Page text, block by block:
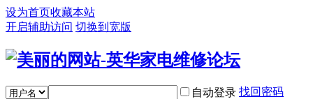
设为首页收藏本站
开启辅助访问 切换到宽版
自动登录 找回密码